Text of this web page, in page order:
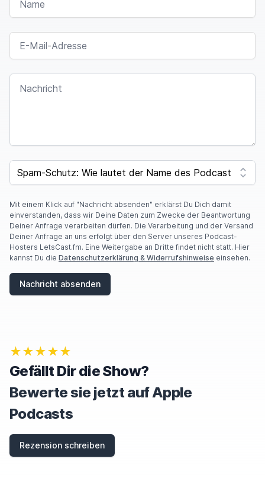
E-MAIL-ADRESSE
NACHRICHT
SPAM CAPTCHA
Mit einem Klick auf "Nachricht absenden" erklärst Du Dich damit
einverstanden, dass wir Deine Daten zum Zwecke der Beantwortung
Deiner Anfrage verarbeiten dürfen. Die Verarbeitung und der Versand
Deiner Anfrage an uns erfolgt über den Server unseres Podcast-
Hosters LetsCast.fm. Eine Weitergabe an Dritte findet nicht statt. Hier
kannst Du die Datenschutzerklärung & Widerrufshinweise einsehen.
Nachricht absenden
★★★★★
Gefällt Dir die Show?
Bewerte sie jetzt auf Apple
Podcasts
Rezension schreiben